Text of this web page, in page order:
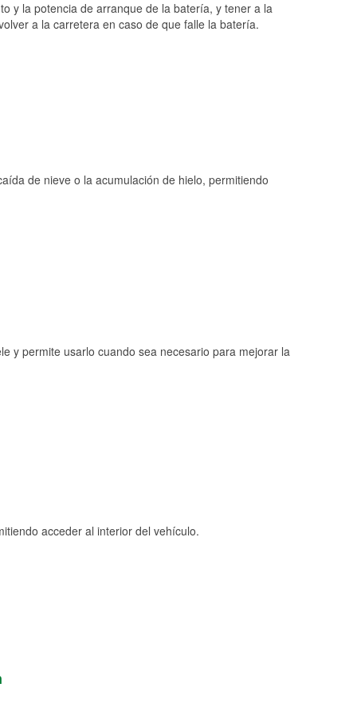
y la potencia de arranque de la batería, y tener a la
a la carretera en caso de que falle la batería.
de nieve o la acumulación de hielo, permitiendo
y permite usarlo cuando sea necesario para mejorar la
acceder al interior del vehículo.